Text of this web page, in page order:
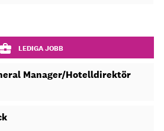
LEDIGA JOBB
Manager/Hotelldirektör